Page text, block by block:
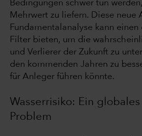
Bedingungen schwer tun
Mehrwert zu liefern. Diese neue
Fundamentalanalyse kann
Filter bieten, um die
und Verlierer der Zukunft zu
den kommenden Jahren zu
für Anleger führen könnte.
Wasserrisiko: Ein
Problem